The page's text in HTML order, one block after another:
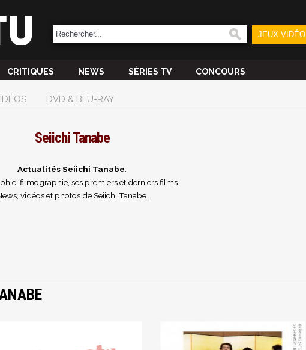
JEUX VIDÉO
CRITIQUES NEWS SÉRIES TV CONCOURS
DVD & BLU-RAY
Seiichi Tanabe
Actualités Seiichi Tanabe
filmographie, ses premiers et derniers films.
vidéos et photos de Seiichi Tanabe.